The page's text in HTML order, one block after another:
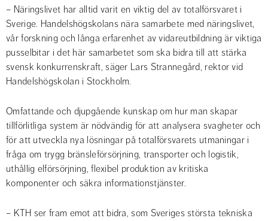
– Näringslivet har alltid varit en viktig del av totalförsvaret i
Sverige. Handelshögskolans nära samarbete med näringslivet,
vår forskning och långa erfarenhet av vidareutbildning är viktiga
pusselbitar i det här samarbetet som ska bidra till att stärka
svensk konkurrenskraft, säger Lars Strannegård, rektor vid
Handelshögskolan i Stockholm.
Omfattande och djupgående kunskap om hur man skapar
tillförlitliga system är nödvändig för att analysera svagheter och
för att utveckla nya lösningar på totalförsvarets utmaningar i
fråga om trygg bränsleförsörjning, transporter och logistik,
uthållig elförsörjning, flexibel produktion av kritiska
komponenter och säkra informationstjänster.
– KTH ser fram emot att bidra, som Sveriges största tekniska